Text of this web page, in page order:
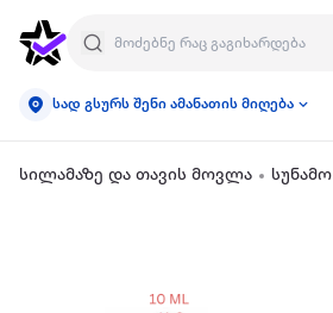
სად გსურს შენი ამანათის მიღება
სილამაზე და თავის მოვლა სუნამო